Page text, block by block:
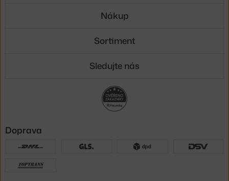
Nákup
Sortiment
Sledujte nás
Doprava